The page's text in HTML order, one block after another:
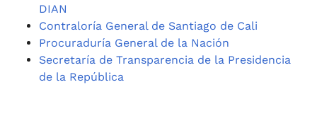
DIAN
Contraloría General de Santiago de Cali
Procuraduría General de la Nación
Secretaría de Transparencia de la Presidencia
de la República